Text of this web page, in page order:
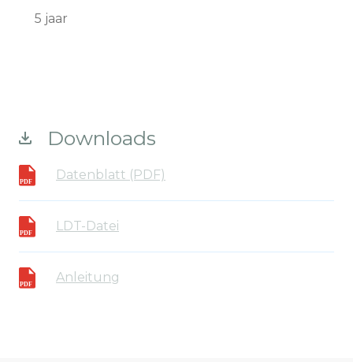
5 jaar
Downloads
Datenblatt (PDF)
LDT-Datei
Anleitung